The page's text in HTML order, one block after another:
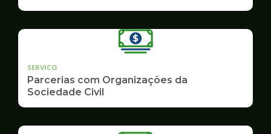
SERVICO
Parcerias com Organizações da
Sociedade Civil